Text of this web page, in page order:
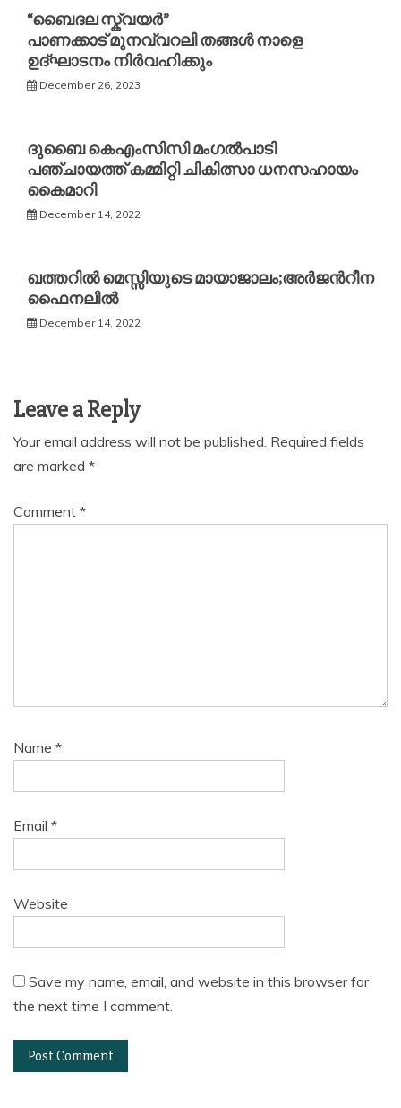
“ബൈദല സ്ക്വയർ”
പാണക്കാട് മുനവ്വറലി തങ്ങൾ നാളെ
ഉദ്ഘാടനം നിർവഹിക്കും
December 26, 2023
ദുബൈ കെഎംസിസി മംഗൽപാടി
പഞ്ചായത്ത് കമ്മിറ്റി ചികിത്സാ ധനസഹായം
കൈമാറി
December 14, 2022
ഖത്തറില്‍ മെസ്സിയുടെ മായാജാലം;അര്‍ജന്‍റീന
ഫൈനലില്‍
December 14, 2022
Leave a Reply
Your email address will not be published. Required fields
are marked *
Comment *
Name *
Email *
Website
Save my name, email, and website in this browser for
the next time I comment.